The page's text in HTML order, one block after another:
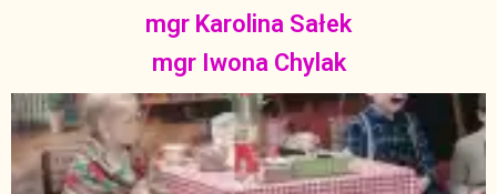
mgr Karolina Sałek
mgr Iwona Chylak